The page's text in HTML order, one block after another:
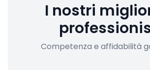
I nostri
Competenza e affidabilità